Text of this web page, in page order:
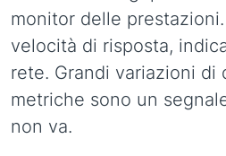
monitor delle
velocità di risposta,
rete. Grandi variazioni di
metriche sono un
non va.